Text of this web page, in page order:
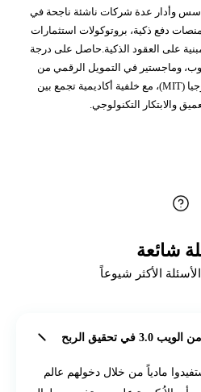
وأدار عدة شركات ناشئة ناجحة في
دفع ذكية، بروتوكولات استثمارات
على العقود الذكية.حاصل على درجة
وماجستير في التمويل الرقمي من
معهد ماساتشوستس للتكنولوجيا (MIT)، مع خلفية أكاديمية تجمع بين
والابتكار التكنولوجي.
شائعة
الأكثر شيوعاً
تحقيق الربح
مادياً من خلال دخولهم عالم